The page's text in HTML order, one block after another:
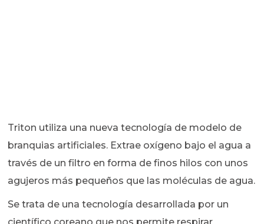
Triton utiliza una nueva tecnología de modelo de
branquias artificiales. Extrae oxígeno bajo el agua a
través de un filtro en forma de finos hilos con unos
agujeros más pequeños que las moléculas de agua.
Se trata de una tecnología desarrollada por un